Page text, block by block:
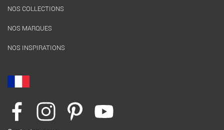
NOS COLLECTIONS
NOS MARQUES
NOS INSPIRATIONS